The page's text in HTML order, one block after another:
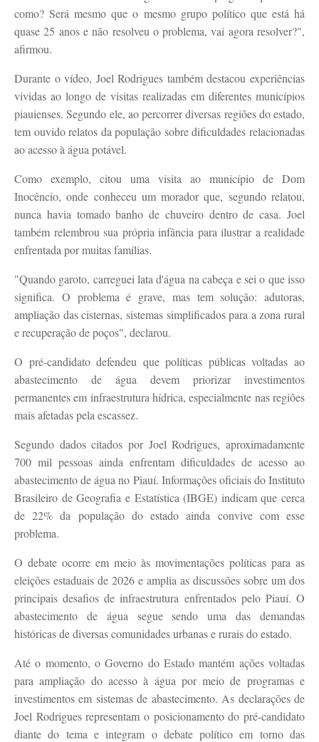
como? Será mesmo que o mesmo grupo político que está há
quase 25 anos e não resolveu o problema, vai agora resolver?",
afirmou.
Durante o vídeo, Joel Rodrigues também destacou experiências
vividas ao longo de visitas realizadas em diferentes municípios
piauienses. Segundo ele, ao percorrer diversas regiões do estado,
tem ouvido relatos da população sobre dificuldades relacionadas
ao acesso à água potável.
Como exemplo, citou uma visita ao município de Dom
Inocêncio, onde conheceu um morador que, segundo relatou,
nunca havia tomado banho de chuveiro dentro de casa. Joel
também relembrou sua própria infância para ilustrar a realidade
enfrentada por muitas famílias.
"Quando garoto, carreguei lata d'água na cabeça e sei o que isso
significa. O problema é grave, mas tem solução: adutoras,
ampliação das cisternas, sistemas simplificados para a zona rural
e recuperação de poços", declarou.
O pré-candidato defendeu que políticas públicas voltadas ao
abastecimento de água devem priorizar investimentos
permanentes em infraestrutura hídrica, especialmente nas regiões
mais afetadas pela escassez.
Segundo dados citados por Joel Rodrigues, aproximadamente
700 mil pessoas ainda enfrentam dificuldades de acesso ao
abastecimento de água no Piauí. Informações oficiais do Instituto
Brasileiro de Geografia e Estatística (IBGE) indicam que cerca
de 22% da população do estado ainda convive com esse
problema.
O debate ocorre em meio às movimentações políticas para as
eleições estaduais de 2026 e amplia as discussões sobre um dos
principais desafios de infraestrutura enfrentados pelo Piauí. O
abastecimento de água segue sendo uma das demandas
históricas de diversas comunidades urbanas e rurais do estado.
Até o momento, o Governo do Estado mantém ações voltadas
para ampliação do acesso à água por meio de programas e
investimentos em sistemas de abastecimento. As declarações de
Joel Rodrigues representam o posicionamento do pré-candidato
diante do tema e integram o debate político em torno das